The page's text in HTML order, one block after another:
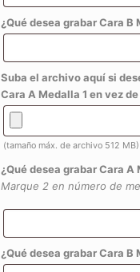
¿Qué desea grabar Cara B
Suba el archivo aquí si
Cara A Medalla 1 en vez
(tamaño máx. de archivo 512 MB)
¿Qué desea grabar Cara A
Marque 2 en número de
¿Qué desea grabar Cara B